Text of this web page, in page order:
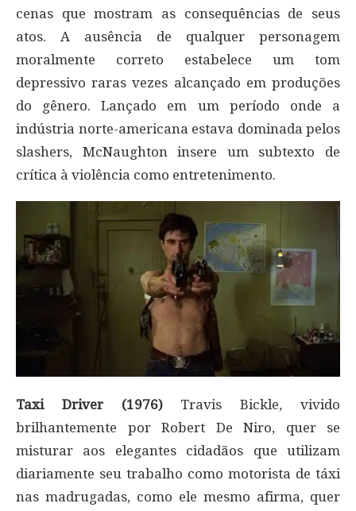
cenas que mostram as consequências de seus
atos. A ausência de qualquer personagem
moralmente correto estabelece um tom
depressivo raras vezes alcançado em produções
do gênero. Lançado em um período onde a
indústria norte-americana estava dominada pelos
slashers, McNaughton insere um subtexto de
crítica à violência como entretenimento.
Taxi Driver (1976)Travis Bickle, vivido
brilhantemente por Robert De Niro, quer se
misturar aos elegantes cidadãos que utilizam
diariamente seu trabalho como motorista de táxi
nas madrugadas, como ele mesmo afirma, quer